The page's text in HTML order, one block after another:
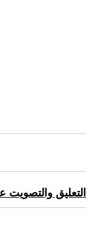
التعليق